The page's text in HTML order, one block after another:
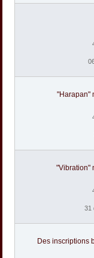
"Harapan"
"Vibration"
31
Des inscriptions